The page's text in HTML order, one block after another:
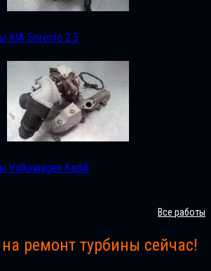
KIA Sorento 2.5
Volkswagen Kaddi
Все работы
ремонт турбины сейчас!